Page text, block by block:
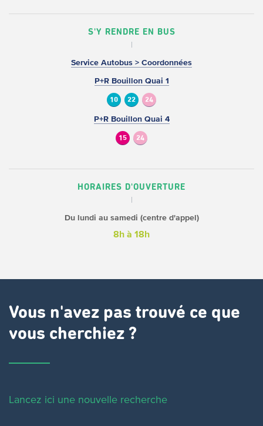
S'Y RENDRE EN BUS
Service Autobus > Coordonnées
P+R Bouillon Quai 1
10 22 24
P+R Bouillon Quai 4
15 24
HORAIRES D'OUVERTURE
Du lundi au samedi (centre d'appel)
8h à 18h
Vous n'avez pas trouvé ce que
vous cherchiez ?
Lancez ici une nouvelle recherche